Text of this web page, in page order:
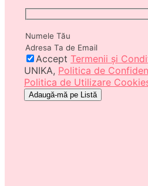
Accept Termenii și
UNIKA, Politica de
Politica de Utilizare